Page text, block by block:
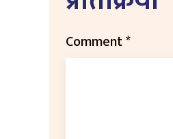
Comment*